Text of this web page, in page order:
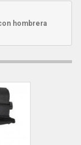
hombrera